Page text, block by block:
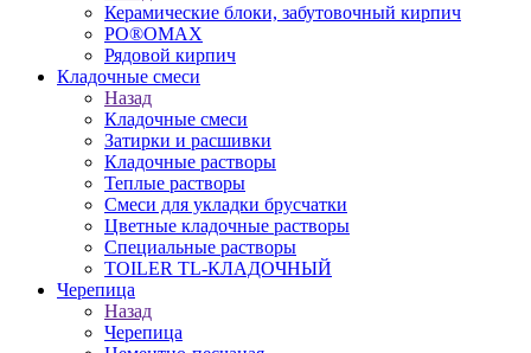
Керамические блоки, забутовочный кирпич
PO®OMAX
Рядовой кирпич
Кладочные смеси
Назад
Кладочные смеси
Затирки и расшивки
Кладочные растворы
Теплые растворы
Смеси для укладки брусчатки
Цветные кладочные растворы
Специальные растворы
TOILER TL-КЛАДОЧНЫЙ
Черепица
Назад
Черепица